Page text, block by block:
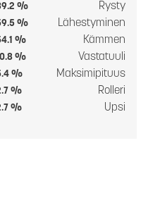
% Rysty
% Lähestyminen
% Kämmen
% Vastatuuli
% Maksimipituus
% Rolleri
% Upsi